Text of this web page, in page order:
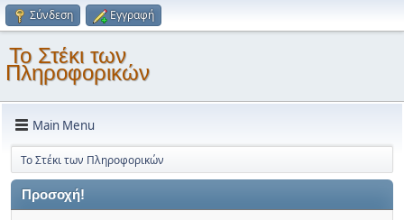
Σύνδεση Εγγραφή
Το Στέκι των
Πληροφορικών
Main Menu
Το Στέκι των Πληροφορικών
Προσοχή!